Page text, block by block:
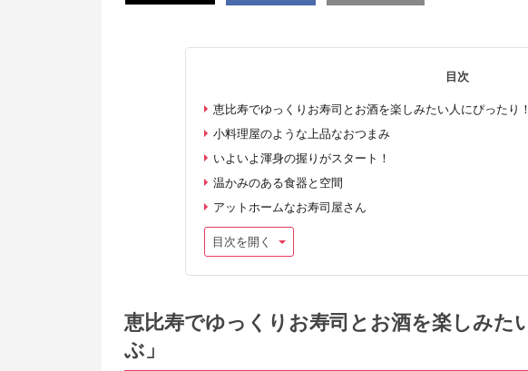
目次
恵比寿でゆっくりお寿司とお酒を楽しみたい人にぴったり
小料理屋のような上品なおつまみ
いよいよ渾身の握りがスタート！
温かみのある食器と空間
アットホームなお寿司屋さん
目次を開く
恵比寿でゆっくりお寿司とお酒を楽しみた
ぶ」